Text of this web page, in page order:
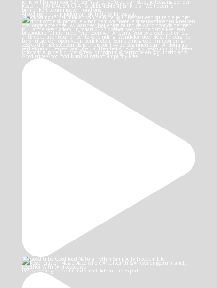
Afkoeling in het midden van de hitte 😀 Er bestaat
Good tribe Good food Natural rythm Simplicity Free
Redescovering oneself Goodplanet Adventure Expedi